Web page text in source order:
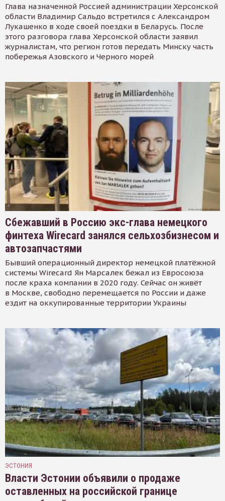
Глава назначенной Россией администрации Херсонской
области Владимир Сальдо встретился с Александром
Лукашенко в ходе своей поездки в Беларусь. После
этого разговора глава Херсонской области заявил
журналистам, что регион готов передать Минску часть
побережья Азовского и Черного морей
Сбежавший в Россию экс-глава немецкого
финтеха Wirecard занялся сельхозбизнесом и
автозапчастями
Бывший операционный директор немецкой платёжной
системы Wirecard Ян Марсалек бежал из Евросоюза
после краха компании в 2020 году. Сейчас он живёт
в Москве, свободно перемещается по России и даже
ездит на оккупированные территории Украины
ЭСТОНИЯ
Власти Эстонии объявили о продаже
оставленных на российской границе